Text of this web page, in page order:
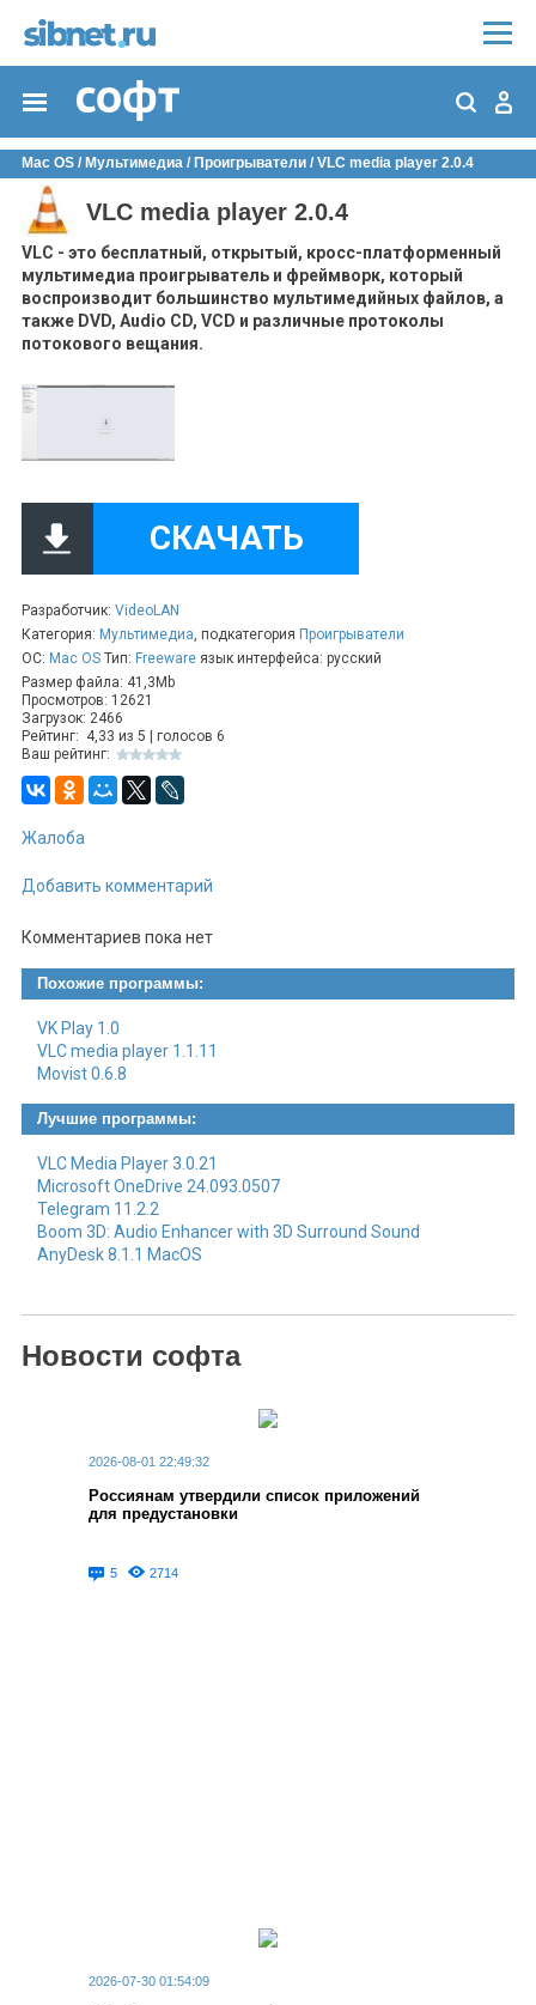
Mac OS / Мультимедиа / Проигрыватели / VLC media player 2.0.4
VLC media player 2.0.4
VLC - это бесплатный, открытый, кросс-платформенный
мультимедиа проигрыватель и фреймворк, который
воспроизводит большинство мультимедийных файлов, а
также DVD, Audio CD, VCD и различные протоколы
потокового вещания.
СКАЧАТЬ
Разработчик: VideoLAN
Категория: Мультимедиа, подкатегория Проигрыватели
ОС: Mac OS Тип: Freeware язык интерфейса: русский
Размер файла: 41,3Mb
Просмотров: 12621
Загрузок: 2466
Рейтинг: 4,33 из 5 | голосов 6
Ваш рейтинг:
Жалоба
Добавить комментарий
Комментариев пока нет
Похожие программы:
VK Play 1.0
VLC media player 1.1.11
Movist 0.6.8
Лучшие программы:
VLC Media Player 3.0.21
Microsoft OneDrive 24.093.0507
Telegram 11.2.2
Boom 3D: Audio Enhancer with 3D Surround Sound
AnyDesk 8.1.1 MacOS
Новости софта
2026-08-01 22:49:32
Россиянам утвердили список приложений
для предустановки
5 2714
2026-07-30 01:54:09